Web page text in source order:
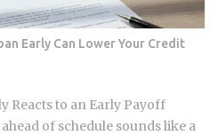
of the Apgujeong Luxury
lines outside department stores
2026, Rolex raised their
to 6%. While the official
in places like Apgujeong
Early Can Lower Your Credit
Reacts to an Early Payoff
of schedule sounds like a